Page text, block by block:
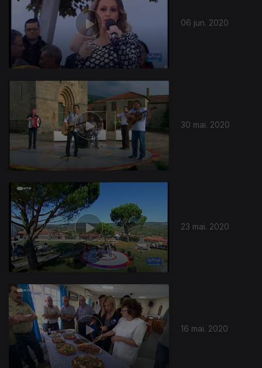
06 jun. 2020
30 mai. 2020
23 mai. 2020
16 mai. 2020
472840